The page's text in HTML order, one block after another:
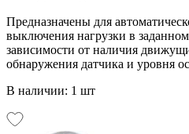
Предназначены для
выключения нагрузки в
зависимости от наличия
обнаружения датчика и уровня
В наличии: 1 шт